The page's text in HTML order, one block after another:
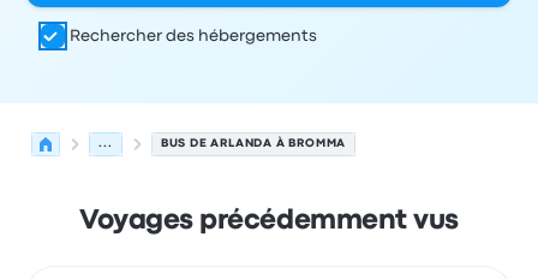
Rechercher des hébergements
... BUS DE ARLANDA À BROMMA
Voyages précédemment vus